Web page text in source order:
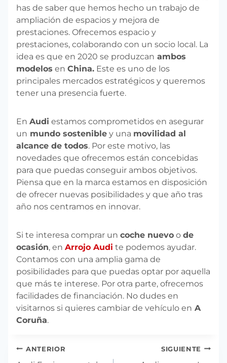
has de saber que hemos hecho un trabajo de
ampliación de espacios y mejora de
prestaciones. Ofrecemos espacio y
prestaciones, colaborando con un socio local. La
idea es que en 2020 se produzcan ambos
modelos en China. Este es uno de los
principales mercados estratégicos y queremos
tener una presencia fuerte.
En Audi estamos comprometidos en asegurar
un mundo sostenible y una movilidad al
alcance de todos. Por este motivo, las
novedades que ofrecemos están concebidas
para que puedas conseguir ambos objetivos.
Piensa que en la marca estamos en disposición
de ofrecer nuevas posibilidades y que año tras
año nos centramos en innovar.
Si te interesa comprar un coche nuevo o de
ocasión, en Arrojo Audi te podemos ayudar.
Contamos con una amplia gama de
posibilidades para que puedas optar por aquella
que más te interese. Por otra parte, ofrecemos
facilidades de financiación. No dudes en
visitarnos si quieres cambiar de vehículo en A
Coruña.
Navegación
ANTERIOR SIGUIENTE